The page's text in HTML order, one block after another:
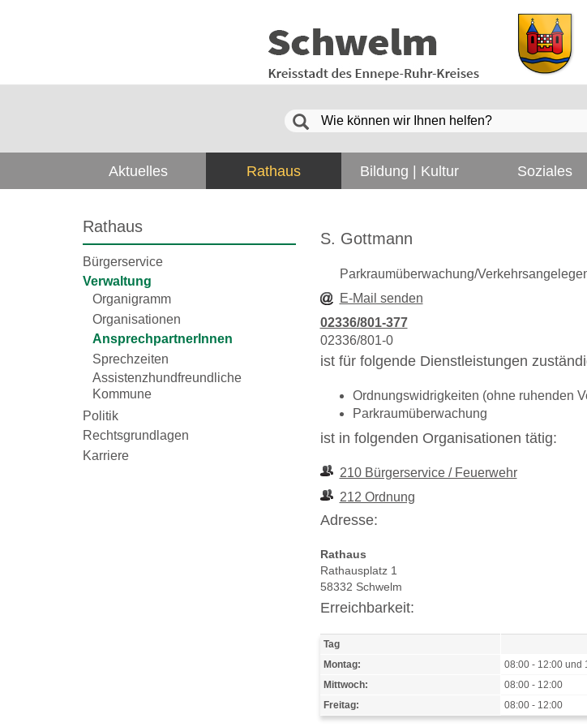
Aktuelles Rathaus Bildung | Kultur Soziales
Rathaus
Bürgerservice
Verwaltung
Organigramm
Organisationen
AnsprechpartnerInnen
Sprechzeiten
Assistenzhundfreundliche
Kommune
Politik
Rechtsgrundlagen
Karriere
S. Gottmann
Parkraumüberwachung/
E-Mail senden
02336/801-377
02336/801-0
ist für folgende Dienstleistungen
Ordnungswidrigkeiten (ohne ruhenden
Parkraumüberwachung
ist in folgenden Organisationen tätig:
210 Bürgerservice / Feuerwehr
212 Ordnung
Adresse:
Rathaus
Rathausplatz 1
58332 Schwelm
Erreichbarkeit:
Tag
Montag: 08:00 - 12:00 und
Mittwoch: 08:00 - 12:00
Freitag: 08:00 - 12:00